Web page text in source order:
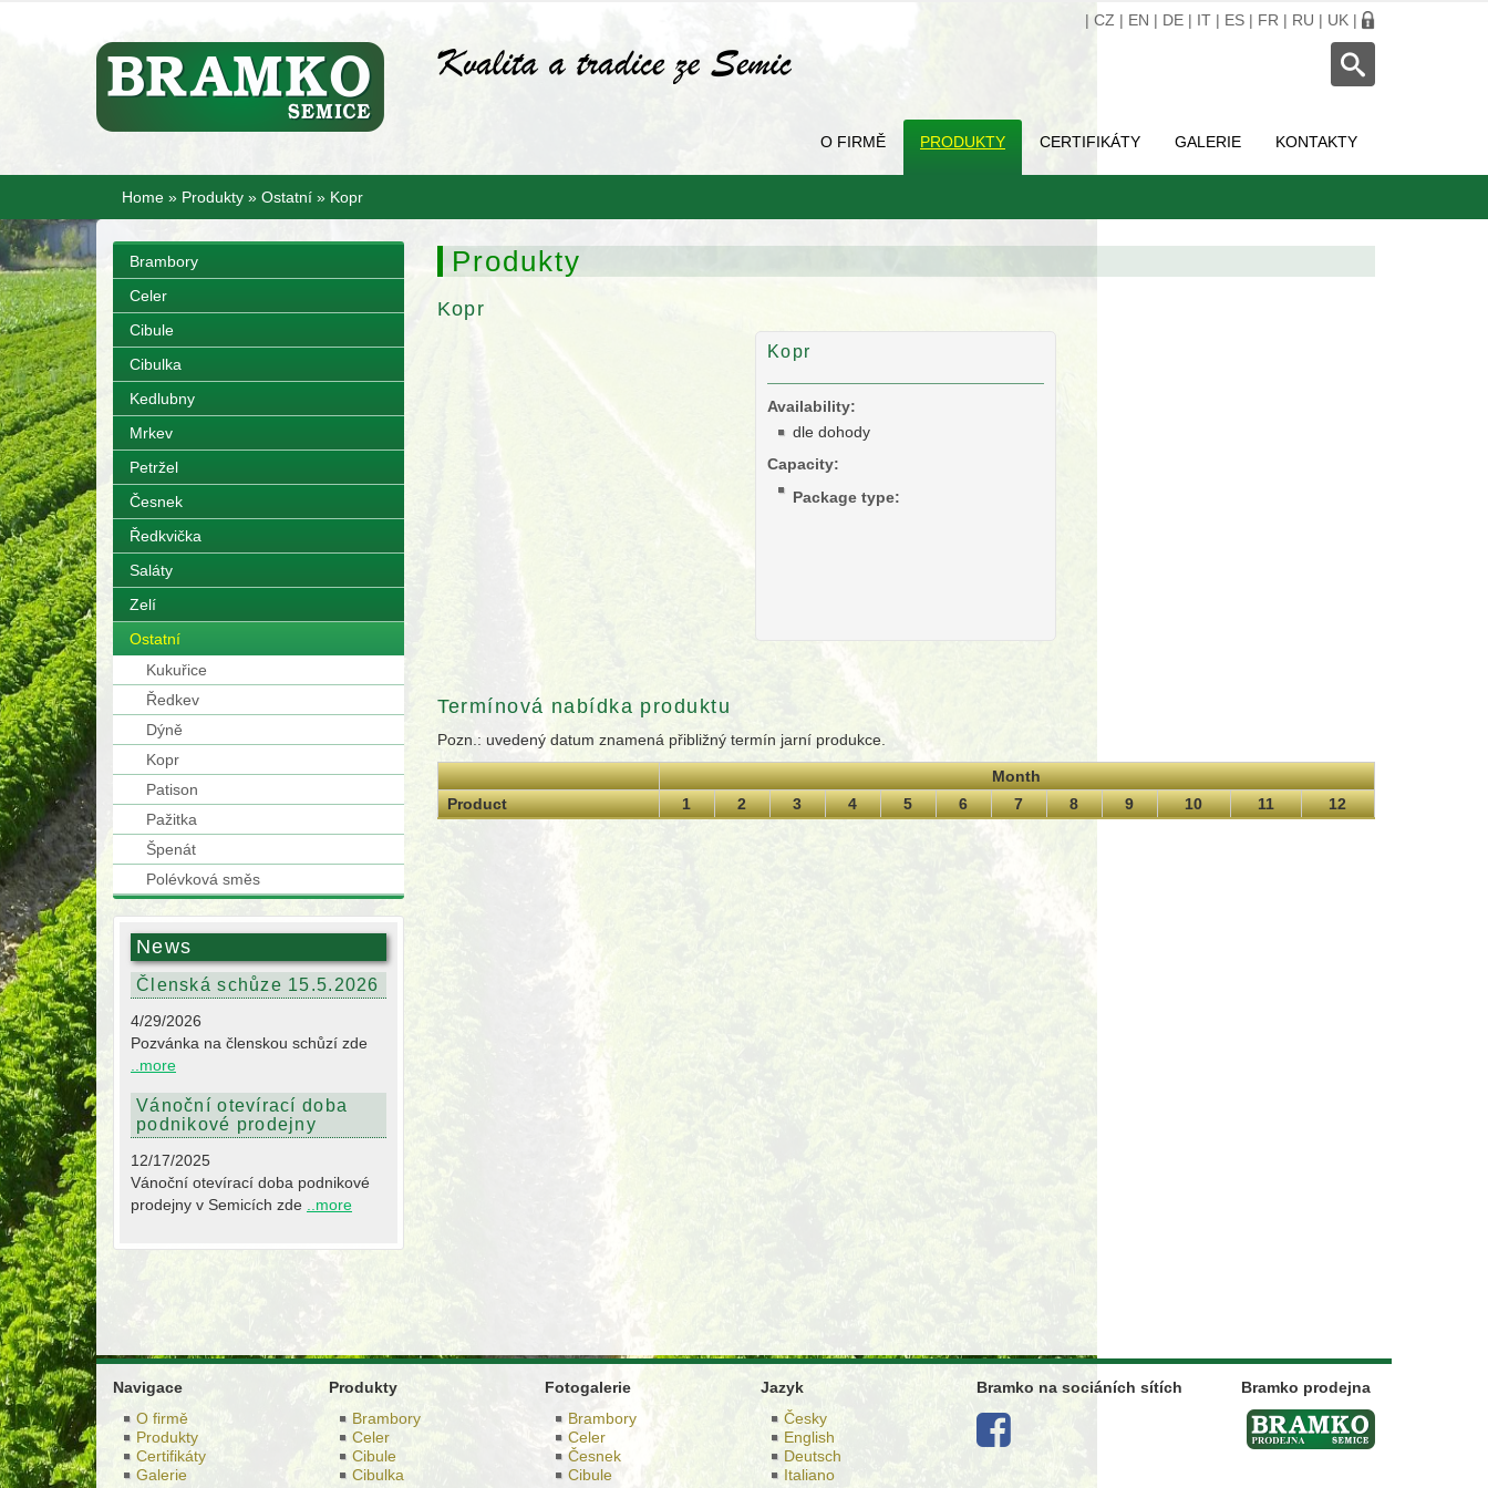
| CZ | EN | DE | IT | ES | FR | RU | UK |
O FIRMĚ PRODUKTY CERTIFIKÁTY GALERIE KONTAKTY
Home » Produkty » Ostatní » Kopr
Brambory
Celer
Cibule
Cibulka
Kedlubny
Mrkev
Petržel
Česnek
Ředkvička
Saláty
Zelí
Ostatní
Kukuřice
Ředkev
Dýně
Kopr
Patison
Pažitka
Špenát
Polévková směs
News
Členská schůze 15.5.2026
4/29/2026
Pozvánka na členskou schůzí zde
..more
Vánoční otevírací doba
podnikové prodejny
12/17/2025
Vánoční otevírací doba podnikové
prodejny v Semicích zde
..more
Produkty
Kopr
Kopr
Availability:
dle dohody
Capacity:
Package type:
Termínová nabídka produktu
Pozn.: uvedený datum znamená přibližný termín jarní produkce.
Month
Product
1 2 3 4 5 6 7 8 9 10 11 12
Navigace
O firmě
Produkty
Certifikáty
Galerie
Produkty
Brambory
Celer
Cibule
Cibulka
Fotogalerie
Brambory
Celer
Česnek
Cibule
Jazyk
Česky
English
Deutsch
Italiano
Bramko na sociáních sítích Bramko prodejna